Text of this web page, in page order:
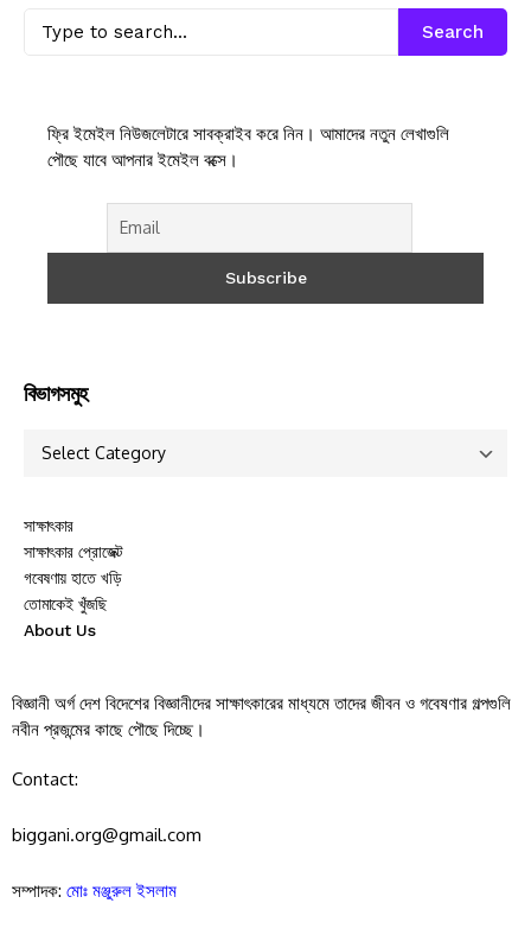
Search
ফ্রি ইমেইল নিউজলেটারে সাবক্রাইব করে নিন। আমাদের নতুন লেখাগুলি
পৌছে যাবে আপনার ইমেইল বক্সে।
বিভাগসমুহ
সাক্ষাৎকার
সাক্ষাৎকার প্রোজেক্ট
গবেষণায় হাতে খড়ি
তোমাকেই খুঁজছি
About Us
বিজ্ঞানী অর্গ দেশ বিদেশের বিজ্ঞানীদের সাক্ষাৎকারের মাধ্যমে তাদের জীবন ও গবেষণার গল্পগুলি
নবীন প্রজন্মের কাছে পৌছে দিচ্ছে।
Contact:
biggani.org@gmail.com
সম্পাদক: মোঃ মঞ্জুরুল ইসলাম